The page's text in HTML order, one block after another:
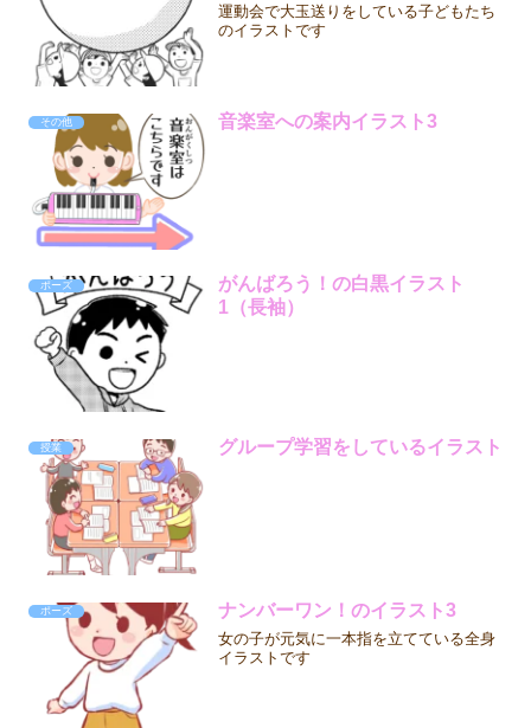
運動会で大玉送りをしている子どもたち
のイラストです
その他 音楽室への案内イラスト3
ポーズ
がんばろう！の白黒イラスト
1（長袖）
授業 グループ学習をしているイラスト
ポーズ ナンバーワン！のイラスト3
女の子が元気に一本指を立てている全身
イラストです